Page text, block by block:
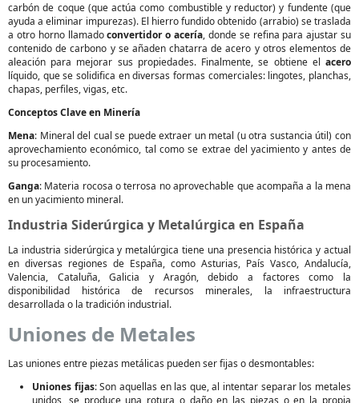
carbón de coque (que actúa como combustible y reductor) y fundente (que
ayuda a eliminar impurezas). El hierro fundido obtenido (arrabio) se traslada
a otro horno llamadoconvertidor o acería, donde se refina para ajustar su
contenido de carbono y se añaden chatarra de acero y otros elementos de
aleación para mejorar sus propiedades. Finalmente, se obtiene el acero
líquido, que se solidifica en diversas formas comerciales: lingotes, planchas,
chapas, perfiles, vigas, etc.
Conceptos Clave en Minería
Mena: Mineral del cual se puede extraer un metal (u otra sustancia útil) con
aprovechamiento económico, tal como se extrae del yacimiento y antes de
su procesamiento.
Ganga: Materia rocosa o terrosa no aprovechable que acompaña a la mena
en un yacimiento mineral.
Industria Siderúrgica y Metalúrgica en España
La industria siderúrgica y metalúrgica tiene una presencia histórica y actual
en diversas regiones de España, como Asturias, País Vasco, Andalucía,
Valencia, Cataluña, Galicia y Aragón, debido a factores como la
disponibilidad histórica de recursos minerales, la infraestructura
desarrollada o la tradición industrial.
Uniones de Metales
Las uniones entre piezas metálicas pueden ser fijas o desmontables:
Uniones fijas: Son aquellas en las que, al intentar separar los metales
unidos, se produce una rotura o daño en las piezas o en la propia